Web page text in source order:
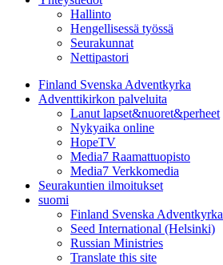
Hallinto
Hengellisessä työssä
Seurakunnat
Nettipastori
Finland Svenska Adventkyrka
Adventtikirkon palveluita
Lanut lapset&nuoret&perheet
Nykyaika online
HopeTV
Media7 Raamattuopisto
Media7 Verkkomedia
Seurakuntien ilmoitukset
suomi
Finland Svenska Adventkyrka
Seed International (Helsinki)
Russian Ministries
Translate this site